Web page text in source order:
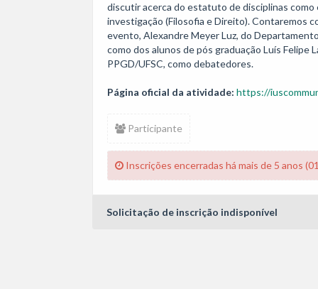
discutir acerca do estatuto de disciplinas
investigação (Filosofia e Direito). Contaremos
evento, Alexandre Meyer Luz, do
como dos alunos de pós graduação Luís Felipe
PPGD/UFSC, como debatedores.
Página oficial da atividade: https://
Participante
Inscrições encerradas há mais de 5 anos
Solicitação de inscrição indisponível